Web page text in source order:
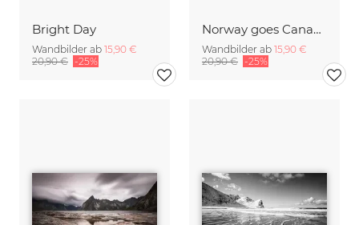
Bright Day
Wandbilder ab 15,90 €
20,90 € -25%
Norway goes Canada
Wandbilder ab 15,90 €
20,90 € -25%